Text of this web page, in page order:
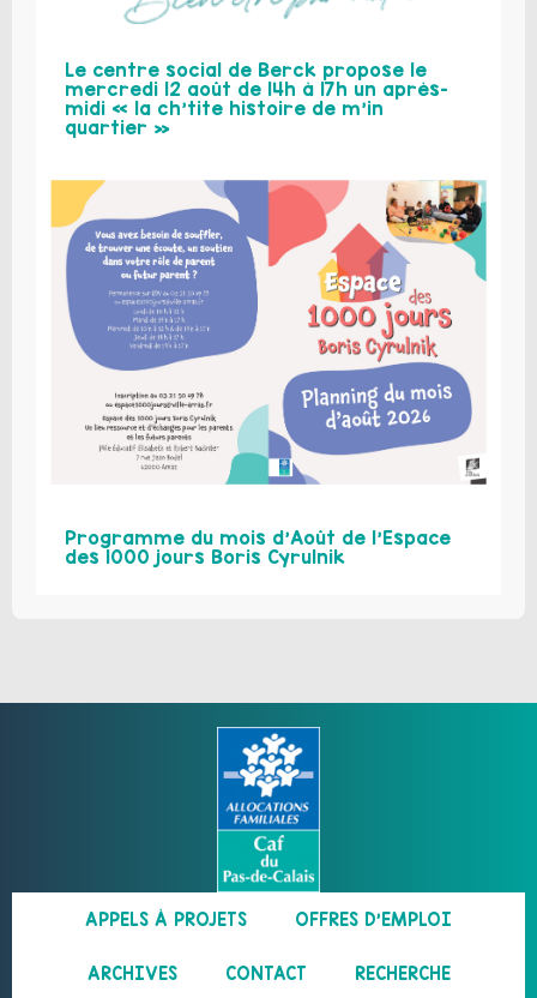
Le centre social de Berck propose le
mercredi 12 août de 14h à 17h un après-
midi « la ch’tite histoire de m’in
quartier »
Programme du mois d’Août de l’Espace
des 1000 jours Boris Cyrulnik
APPELS À PROJETS OFFRES D’EMPLOI
ARCHIVES CONTACT RECHERCHE